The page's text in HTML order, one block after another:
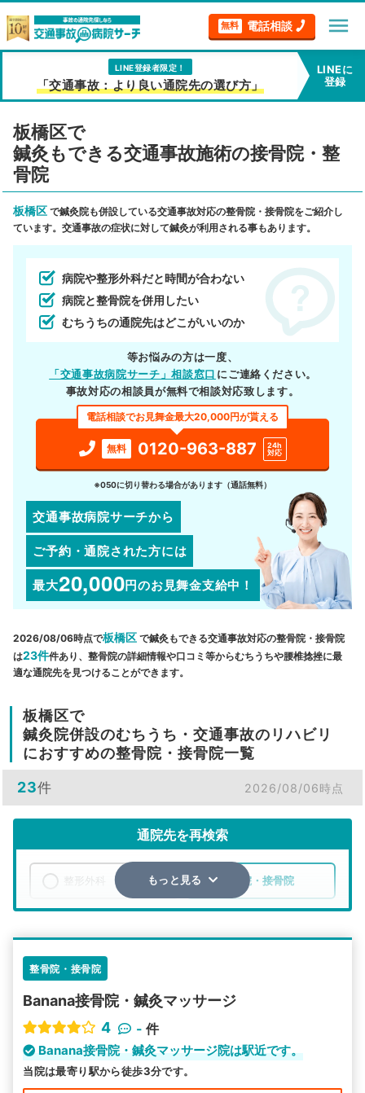
無料 電話相談 menu
LINE登録者限定！
「交通事故：より良い通院先の選び方」
LINEに
登録
板橋区で
鍼灸もできる交通事故施術の接骨院・整
骨院
板橋区 で鍼灸院も併設している交通事故対応の整骨院・接骨院をご紹介し
ています。交通事故の症状に対して鍼灸が利用される事もあります。
病院や整形外科だと時間が合わない
病院と整骨院を併用したい
むちうちの通院先はどこがいいのか
等お悩みの方は一度、
「交通事故病院サーチ」相談窓口 にご連絡ください。
事故対応の相談員が無料で相談対応致します。
電話相談でお見舞金最大20,000円が貰える
無料 0120-963-887
24h
対応
※050に切り替わる場合があります（通話無料）
交通事故病院サーチから
ご予約・通院された方には
最大20,000円のお見舞金支給中！
2026/08/06時点で板橋区 で鍼灸もできる交通事故対応の整骨院・接骨院
は23件件あり、整骨院の詳細情報や口コミ等からむちうちや腰椎捻挫に最
適な通院先を見つけることができます。
板橋区で
鍼灸院併設のむちうち・交通事故のリハビリ
におすすめの整骨院・接骨院一覧
23件 2026/08/06時点
通院先を再検索
整骨院・接骨院
詳細条件で絞り込む
その他の検索方法
駅から探す
もっと見る
整骨院・接骨院
Banana接骨院・鍼灸マッサージ
4
- 件
Banana接骨院・鍼灸マッサージ院は駅近です。
当院は最寄り駅から徒歩3分です。